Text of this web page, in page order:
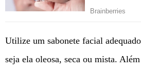
Utilize um sabonete facial
seja ela oleosa, seca ou mista.